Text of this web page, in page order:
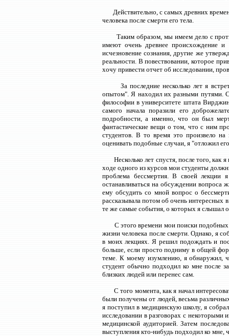
Действительно, с самых древних
человека после смерти его тела.
Таким образом, мы имеем дело с
имеют очень древнее происхождение
исчезновение сознания, другие же
реальности. В повествовании, которое
хочу привести отчет об исследовании,
За последние несколько лет я
опытом". Я находил их разными путями.
философии в университете штата
самого начала поразили его
подробности, а именно, что он был
фантастические вещи о том, что с ним
студентов. В то время это произвело
оценивать подобные случаи, я "отложил
Несколько лет спустя, после того,
ходе одного из курсов мои студенты
проблема бессмертия. В своей лекции
останавливаться на обсуждении вопроса
ему обсудить со мной вопрос о
рассказывала потом об очень интересных
те же самые события, о которых я слышал
С этого времени мои поиски
жизни человека после смерти. Однако, я
в моих лекциях. Я решил подождать и
больше, если просто подниму в общей
теме. К моему изумлению, я обнаружил,
студент обычно подходил ко мне после
близких людей или перенес сам.
С того момента, как я начал
были получены от людей, весьма
я поступил в медицинскую школу, я
исследовании в разговорах с некоторыми
медицинской аудиторией. Затем
выступления кто-нибудь подходил ко мне,